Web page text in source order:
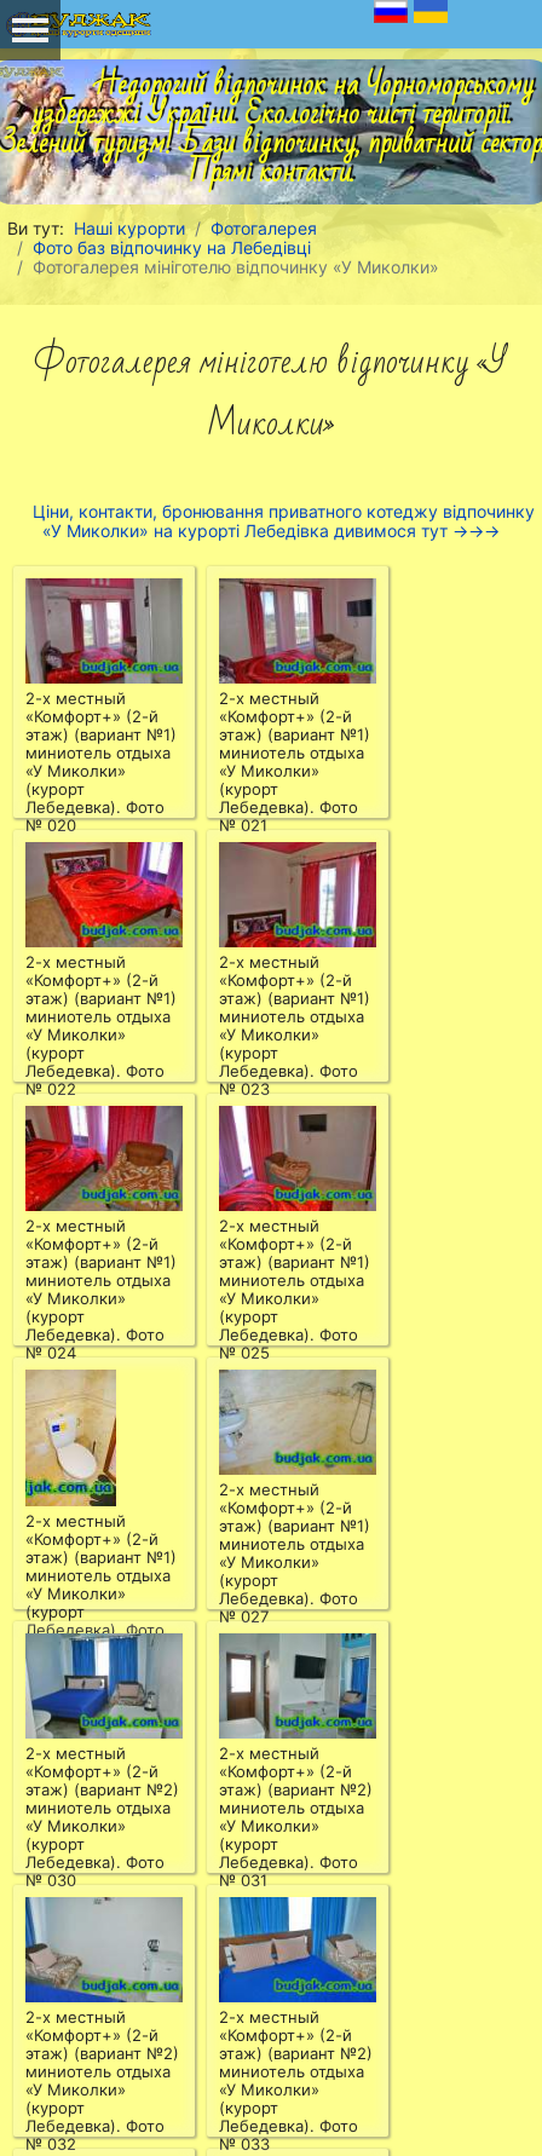
Недорогий відпочинок на Чорноморському
узбережжі України. Екологічно чисті території.
туризм! Бази відпочинку, приватний
Прямі контакти.
Ви тут: Наші курорти
Фотогалерея
Фото баз відпочинку на Лебедівці
Фотогалерея мініготелю відпочинку «У Миколки»
Фотогалерея мініготелю відпочинку «У
Миколки»
Ціни, контакти, бронювання приватного котеджу відпочинку
«У Миколки» на курорті Лебедівка дивимося тут ->->->
2-х местный
«Комфорт+» (2-й
этаж) (вариант №1)
миниотель отдыха
«У Миколки»
(курорт
Лебедевка). Фото
№ 020
2-х местный
«Комфорт+» (2-й
этаж) (вариант №1)
миниотель отдыха
«У Миколки»
(курорт
Лебедевка). Фото
№ 021
2-х местный
«Комфорт+» (2-й
этаж) (вариант №1)
миниотель отдыха
«У Миколки»
(курорт
Лебедевка). Фото
№ 022
2-х местный
«Комфорт+» (2-й
этаж) (вариант №1)
миниотель отдыха
«У Миколки»
(курорт
Лебедевка). Фото
№ 023
2-х местный
«Комфорт+» (2-й
этаж) (вариант №1)
миниотель отдыха
«У Миколки»
(курорт
Лебедевка). Фото
№ 024
2-х местный
«Комфорт+» (2-й
этаж) (вариант №1)
миниотель отдыха
«У Миколки»
(курорт
Лебедевка). Фото
№ 025
2-х местный
«Комфорт+» (2-й
этаж) (вариант №1)
миниотель отдыха
«У Миколки»
(курорт
Лебедевка). Фото
№ 026
2-х местный
«Комфорт+» (2-й
этаж) (вариант №1)
миниотель отдыха
«У Миколки»
(курорт
Лебедевка). Фото
№ 027
2-х местный
«Комфорт+» (2-й
этаж) (вариант №2)
миниотель отдыха
«У Миколки»
(курорт
Лебедевка). Фото
№ 030
2-х местный
«Комфорт+» (2-й
этаж) (вариант №2)
миниотель отдыха
«У Миколки»
(курорт
Лебедевка). Фото
№ 031
2-х местный
«Комфорт+» (2-й
этаж) (вариант №2)
миниотель отдыха
«У Миколки»
(курорт
Лебедевка). Фото
№ 032
2-х местный
«Комфорт+» (2-й
этаж) (вариант №2)
миниотель отдыха
«У Миколки»
(курорт
Лебедевка). Фото
№ 033